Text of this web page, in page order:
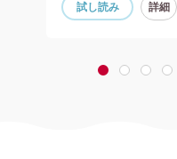
試し読み 詳細
1 2 3 4